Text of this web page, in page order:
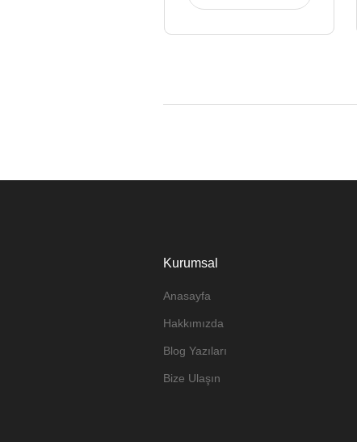
Kurumsal
Anasayfa
Hakkımızda
Blog Yazıları
Bize Ulaşın